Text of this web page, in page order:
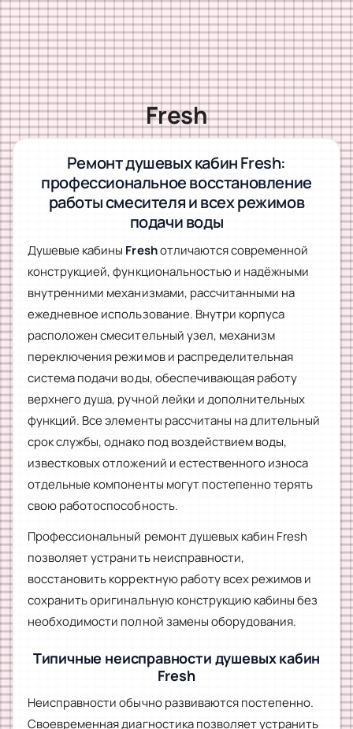
Fresh
Ремонт душевых кабин Fresh:
профессиональное восстановление
работы смесителя и всех режимов
подачи воды
Душевые кабины Freshотличаются современной
конструкцией, функциональностью и надёжными
внутренними механизмами, рассчитанными на
ежедневное использование. Внутри корпуса
расположен смесительный узел, механизм
переключения режимов и распределительная
система подачи воды, обеспечивающая работу
верхнего душа, ручной лейки и дополнительных
функций. Все элементы рассчитаны на длительный
срок службы, однако под воздействием воды,
известковых отложений и естественного износа
отдельные компоненты могут постепенно терять
свою работоспособность.
Профессиональный ремонт душевых кабин Fresh
позволяет устранить неисправности,
восстановить корректную работу всех режимов и
сохранить оригинальную конструкцию кабины без
необходимости полной замены оборудования.
Типичные неисправности душевых кабин
Fresh
Неисправности обычно развиваются постепенно.
Своевременная диагностика позволяет устранить